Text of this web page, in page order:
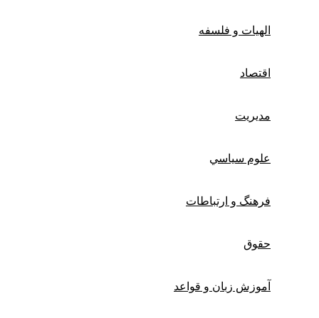
الهیات و فلسفه
اقتصاد
مديريت
علوم سياسي
فرهنگ و ارتباطات
حقوق
آموزش زبان و قواعد